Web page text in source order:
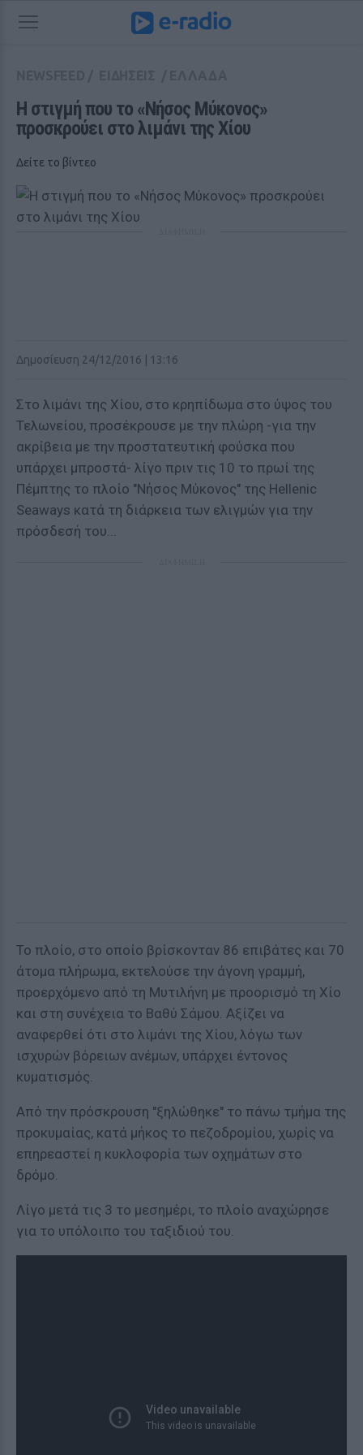
Η στιγμή που το «Νήσος Μύκονος»
προσκρούει στο λιμάνι της Χίου
Δείτε το βίντεο
Δημοσίευση 24/12/2016 | 13:16
Στο λιμάνι της Χίου, στο κρηπίδωμα στο ύψος του
Τελωνείου, προσέκρουσε με την πλώρη -για την
ακρίβεια με την προστατευτική φούσκα που
υπάρχει μπροστά- λίγο πριν τις 10 το πρωί της
Πέμπτης το πλοίο "Νήσος Μύκονος" της Ηellenic
Seaways κατά τη διάρκεια των ελιγμών για την
πρόσδεσή του...
Το πλοίο, στο οποίο βρίσκονταν 86 επιβάτες και 70
άτομα πλήρωμα, εκτελούσε την άγονη γραμμή,
προερχόμενο από τη Μυτιλήνη με προορισμό τη Χίο
και στη συνέχεια τo Βαθύ Σάμου. Αξίζει να
αναφερθεί ότι στο λιμάνι της Χίου, λόγω των
ισχυρών βόρειων ανέμων, υπάρχει έντονος
κυματισμός.
Από την πρόσκρουση "ξηλώθηκε" το πάνω τμήμα της
προκυμαίας, κατά μήκος το πεζοδρομίου, χωρίς να
επηρεαστεί η κυκλοφορία των οχημάτων στο
δρόμο.
Λίγο μετά τις 3 το μεσημέρι, το πλοίο αναχώρησε
για το υπόλοιπο του ταξιδιού του.